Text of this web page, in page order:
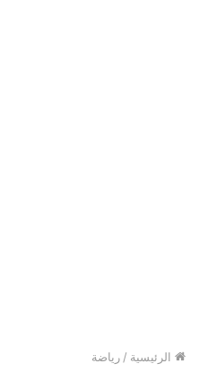
الرئيسية / رياضة